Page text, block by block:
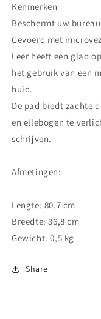
Kenmerken
Beschermt uw
Gevoerd met
Leer heeft een glad
het gebruik van een
huid.
De pad biedt zachte
en ellebogen te
schrijven.
Afmetingen:
Lengte: 80,7 cm
Breedte: 36,8 cm
Gewicht: 0,5 kg
Share